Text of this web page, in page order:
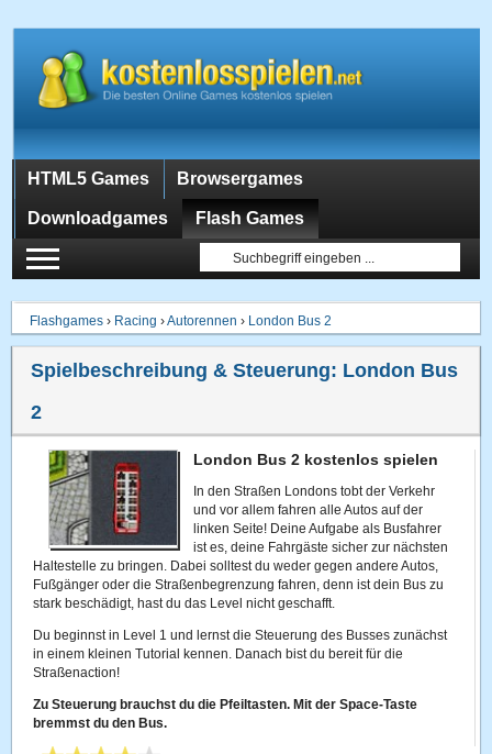
HTML5 Games Browsergames
Downloadgames Flash Games
Flashgames › Racing ›Autorennen › London Bus 2
Spielbeschreibung & Steuerung: London Bus
2
London Bus 2 kostenlos spielen
In den Straßen Londons tobt der Verkehr
und vor allem fahren alle Autos auf der
linken Seite! Deine Aufgabe als Busfahrer
ist es, deine Fahrgäste sicher zur nächsten
Haltestelle zu bringen. Dabei solltest du weder gegen andere Autos,
Fußgänger oder die Straßenbegrenzung fahren, denn ist dein Bus zu
stark beschädigt, hast du das Level nicht geschafft.
Du beginnst in Level 1 und lernst die Steuerung des Busses zunächst
in einem kleinen Tutorial kennen. Danach bist du bereit für die
Straßenaction!
Zu Steuerung brauchst du die Pfeiltasten. Mit der Space-Taste
bremmst du den Bus.